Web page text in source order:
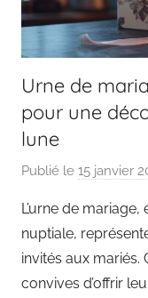
Urne de
pour une
lune
Publié le 15 janvier
L’urne de
nuptiale,
invités aux mariés.
convives d’offrir